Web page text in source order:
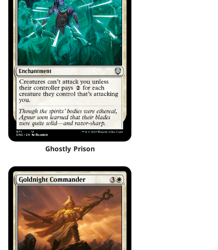
Ghostly Prison